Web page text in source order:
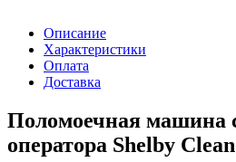
Описание
Характеристики
Оплата
Доставка
Поломоечная машина
оператора Shelby